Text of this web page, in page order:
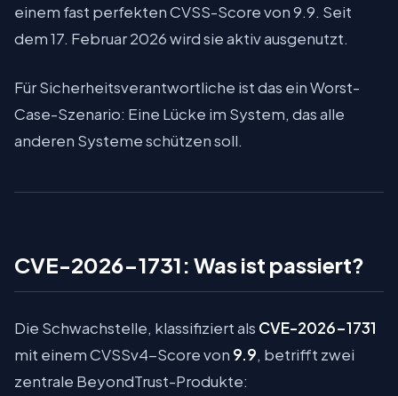
einem fast perfekten CVSS-Score von 9.9. Seit
dem 17. Februar 2026 wird sie aktiv ausgenutzt.
Für Sicherheitsverantwortliche ist das ein Worst-
Case-Szenario: Eine Lücke im System, das alle
anderen Systeme schützen soll.
CVE-2026-1731: Was ist passiert?
Die Schwachstelle, klassifiziert als CVE-2026-1731
mit einem CVSSv4-Score von 9.9, betrifft zwei
zentrale BeyondTrust-Produkte: